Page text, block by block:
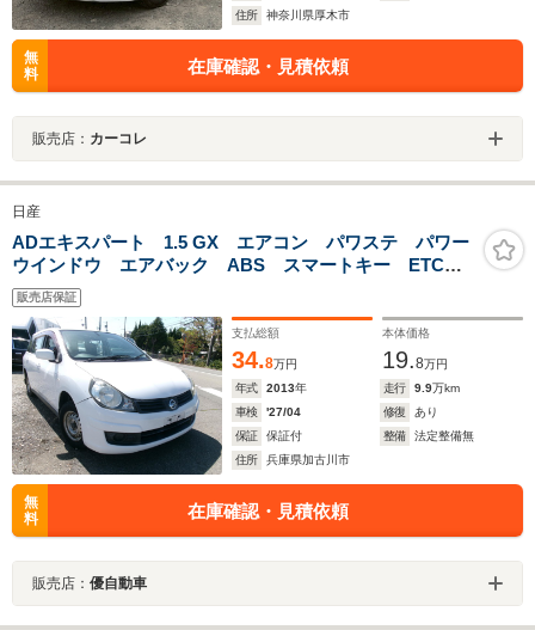
住所
神奈川県厚木市
無
料
在庫確認・見積依頼
販売店： カーコレ
日産
ADエキスパート 1.5 GX エアコン パワステ パワー
ウインドウ エアバック ABS スマートキー ETC
NOX適合
販売店保証
支払総額
34.8万円
本体価格
19.8万円
年式
2013年 走行 9.9万km
車検
'27/04 修復
あり
保証
保証付 整備
法定整備無
住所
兵庫県加古川市
無
料
在庫確認・見積依頼
販売店： 優自動車